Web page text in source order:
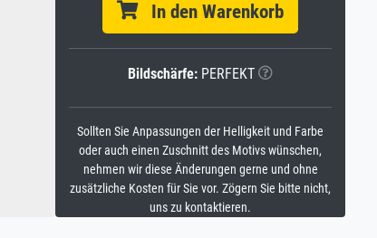
In den Warenkorb
Bildschärfe: PERFEKT
Sollten Sie Anpassungen der Helligkeit und Farbe
oder auch einen Zuschnitt des Motivs wünschen,
nehmen wir diese Änderungen gerne und ohne
zusätzliche Kosten für Sie vor. Zögern Sie bitte nicht,
uns zu kontaktieren.